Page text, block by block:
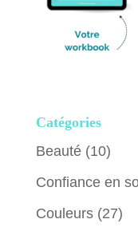
Catégories
Beauté(10)
Confiance en
Couleurs(27)